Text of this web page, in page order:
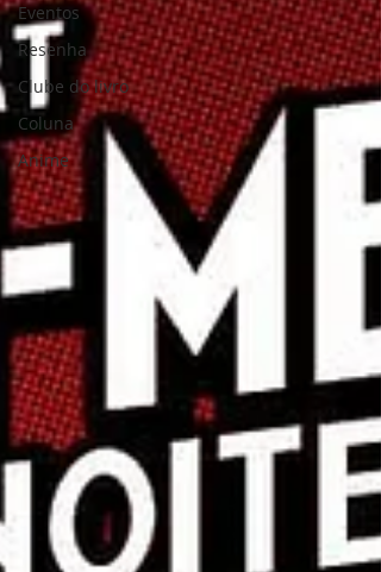
Eventos
Resenha
Clube do livro
Coluna
Anime